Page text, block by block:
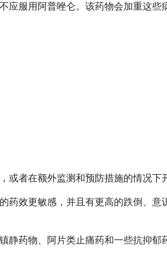
应服用阿普唑仑。该药物会加重这
者在额外监测和预防措施的情况下
药效更敏感，并且有更高的跌倒、
药物、阿片类止痛药和一些抗抑